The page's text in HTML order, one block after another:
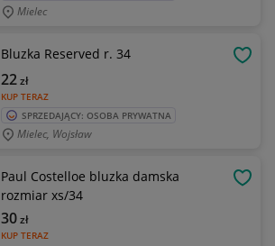
Mielec
Bluzka Reserved r. 34
KUP TERAZ
22zł
SPRZEDAJĄCY: OSOBA PRYWATNA
Mielec, Wojsław
Paul Costelloe bluzka damska
rozmiar xs/34
KUP TERAZ
30zł